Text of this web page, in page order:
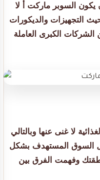
يكون السوبر ماركت أ لا
التجهيزات والديكورات
الشركات الكبرى العاملة
لا غنى عنها وبالتالي
السوق المستهدف بشكل
وفهمت الفرق بين